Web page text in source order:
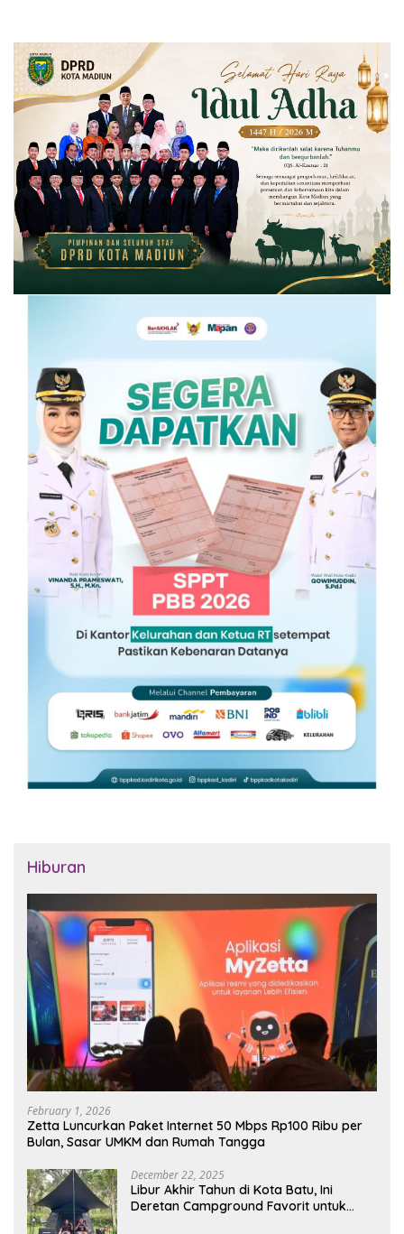
Hiburan
February 1, 2026
Zetta Luncurkan Paket Internet 50 Mbps Rp100 Ribu per
Bulan, Sasar UMKM dan Rumah Tangga
December 22, 2025
Libur Akhir Tahun di Kota Batu, Ini
Deretan Campground Favorit untuk